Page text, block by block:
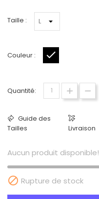
Taille :
Couleur :
Quantité:
Guide des
Tailles
Livraison
Aucun produit disponible!
 Rupture de stock